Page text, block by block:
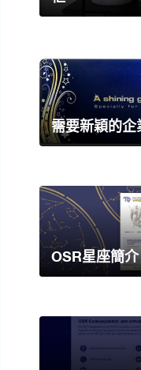
需要新穎的
OSR星座簡